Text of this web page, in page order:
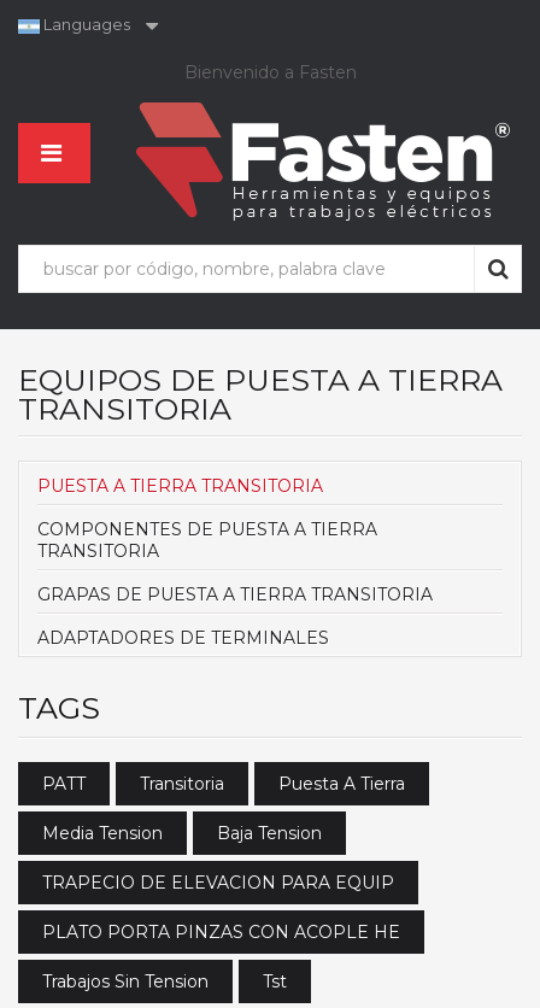
Languages
Bienvenido a Fasten
EQUIPOS DE PUESTA A TIERRA
TRANSITORIA
PUESTA A TIERRA TRANSITORIA
COMPONENTES DE PUESTA A TIERRA
TRANSITORIA
GRAPAS DE PUESTA A TIERRA TRANSITORIA
ADAPTADORES DE TERMINALES
TAGS
PATT Transitoria Puesta A Tierra
Media Tension Baja Tension
TRAPECIO DE ELEVACION PARA EQUIP
PLATO PORTA PINZAS CON ACOPLE HE
Trabajos Sin Tension Tst